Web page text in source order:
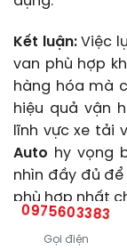
Kết luận:Việc
van phù hợp
hàng hóa mà
hiệu quả vận
lĩnh vực xe tải
Auto hy vọng
nhìn đầy đủ
phù hợp nhất
0975603383
Gọi điện